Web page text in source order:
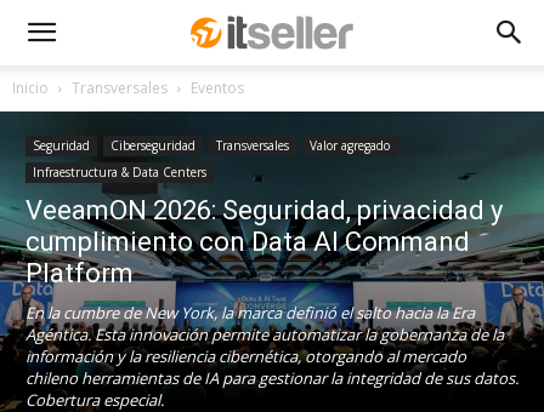
Inicio Transversales Eventos
Seguridad Ciberseguridad Transversales
Valor agregado
Infraestructura & Data Centers
VeeamON 2026: Seguridad, privacidad y
cumplimiento con Data AI Command
Platform
En la cumbre de New York, la marca definió el salto hacia la Era
Agéntica. Esta innovación permite automatizar la gobernanza de la
información y la resiliencia cibernética, otorgando al mercado
chileno herramientas de IA para gestionar la integridad de sus datos.
Cobertura especial.